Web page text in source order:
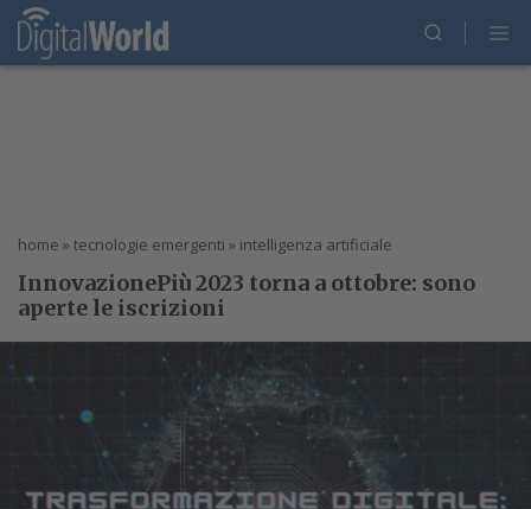
home » tecnologie emergenti » intelligenza artificiale
InnovazionePiù 2023 torna a ottobre: sono
aperte le iscrizioni